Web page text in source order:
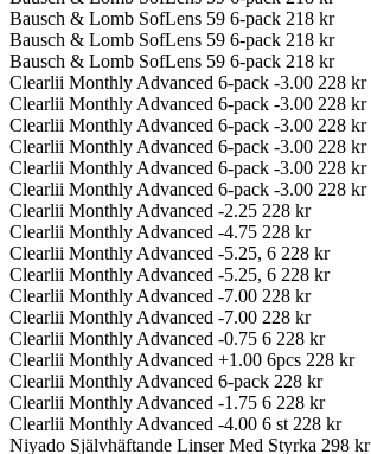
Bausch & Lomb SofLens 59 6-pack 218 kr
Bausch & Lomb SofLens 59 6-pack 218 kr
Bausch & Lomb SofLens 59 6-pack 218 kr
Clearlii Monthly Advanced 6-pack -3.00 228 kr
Clearlii Monthly Advanced 6-pack -3.00 228 kr
Clearlii Monthly Advanced 6-pack -3.00 228 kr
Clearlii Monthly Advanced 6-pack -3.00 228 kr
Clearlii Monthly Advanced 6-pack -3.00 228 kr
Clearlii Monthly Advanced 6-pack -3.00 228 kr
Clearlii Monthly Advanced -2.25 228 kr
Clearlii Monthly Advanced -4.75 228 kr
Clearlii Monthly Advanced -5.25, 6 228 kr
Clearlii Monthly Advanced -5.25, 6 228 kr
Clearlii Monthly Advanced -7.00 228 kr
Clearlii Monthly Advanced -7.00 228 kr
Clearlii Monthly Advanced -0.75 6 228 kr
Clearlii Monthly Advanced +1.00 6pcs 228 kr
Clearlii Monthly Advanced 6-pack 228 kr
Clearlii Monthly Advanced -1.75 6 228 kr
Clearlii Monthly Advanced -4.00 6 st 228 kr
Niyado Självhäftande Linser Med Styrka 298 kr